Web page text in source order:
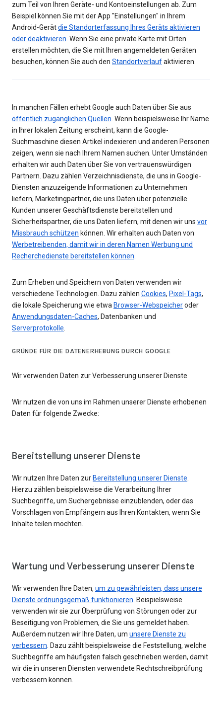
zum Teil von Ihren Geräte- und Kontoeinstellungen ab. Zum
Beispiel können Sie mit der App "Einstellungen" in Ihrem
Android-Gerätdie Standorterfassung Ihres Geräts aktivieren
oder deaktivieren. Wenn Sie eine private Karte mit Orten
erstellen möchten, die Sie mit Ihren angemeldeten Geräten
besuchen, können Sie auch den Standortverlaufaktivieren.
In manchen Fällen erhebt Google auch Daten über Sie aus
öffentlich zugänglichen Quellen. Wenn beispielsweise Ihr Name
in Ihrer lokalen Zeitung erscheint, kann die Google-
Suchmaschine diesen Artikel indexieren und anderen Personen
zeigen, wenn sie nach Ihrem Namen suchen. Unter Umständen
erhalten wir auch Daten über Sie von vertrauenswürdigen
Partnern. Dazu zählen Verzeichnisdienste, die uns in Google-
Diensten anzuzeigende Informationen zu Unternehmen
liefern, Marketingpartner, die uns Daten über potenzielle
Kunden unserer Geschäftsdienste bereitstellen und
Sicherheitspartner, die uns Daten liefern, mit denen wir uns vor
Missbrauch schützen können. Wir erhalten auch Daten von
Werbetreibenden, damit wir in deren Namen Werbung und
Recherchedienste bereitstellen können.
Zum Erheben und Speichern von Daten verwenden wir
verschiedene Technologien. Dazu zählen Cookies, Pixel-Tags,
die lokale Speicherung wie etwa Browser-Webspeicheroder
Anwendungsdaten-Caches, Datenbanken und
Serverprotokolle.
GRÜNDE FÜR DIE DATENERHEBUNG DURCH GOOGLE
Wir verwenden Daten zur Verbesserung unserer Dienste
Wir nutzen die von uns im Rahmen unserer Dienste erhobenen
Daten für folgende Zwecke:
Bereitstellung unserer Dienste
Wir nutzen Ihre Daten zur Bereitstellung unserer Dienste
Hierzu zählen beispielsweise die Verarbeitung Ihrer
Suchbegriffe, um Suchergebnisse einzublenden, oder das
Vorschlagen von Empfängern aus Ihren Kontakten, wenn Sie
Inhalte teilen möchten.
Wartung und Verbesserung unserer Dienste
Wir verwenden Ihre Daten, um zu gewährleisten, dass unsere
Dienste ordnungsgemäß funktionieren . Beispielsweise
verwenden wir sie zur Überprüfung von Störungen oder zur
Beseitigung von Problemen, die Sie uns gemeldet haben.
Außerdem nutzen wir Ihre Daten, um unsere Dienste zu
verbessern . Dazu zählt beispielsweise die Feststellung, welche
Suchbegriffe am häufigsten falsch geschrieben werden, damit
wir die in unseren Diensten verwendete Rechtschreibprüfung
verbessern können.